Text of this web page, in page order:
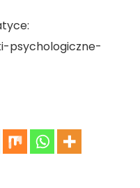
psychologiczne-